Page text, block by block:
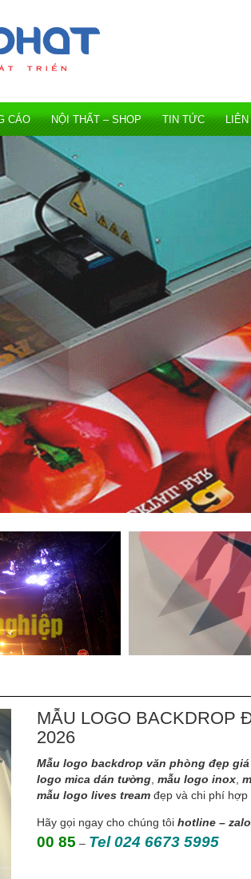
CÁO NỘI THẤT – SHOP TIN TỨC LIÊN
MẪU LOGO BACKDROP
2026
Mẫu logo backdrop văn phòng đẹp giá
logo mica dán tường, mẫu logo inox,
mẫu logo lives treamđẹp và chi phí hợp
Hãy gọi ngay cho chúng tôi hotline –
00 85 – Tel 024 6673 5995